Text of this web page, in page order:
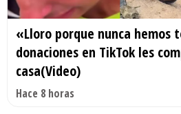
«Lloro porque nunca hemos
donaciones en TikTok les
casa(Video)
Hace 8 horas